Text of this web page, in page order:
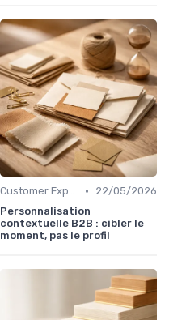
Customer Experience & parcours client •
22/05/2026
Personnalisation
contextuelle B2B : cibler le
moment, pas le profil